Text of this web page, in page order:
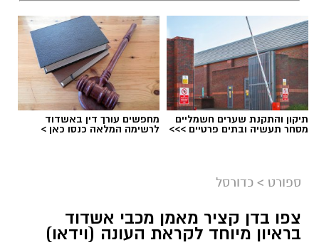
תיקון והתקנת שערים חשמליים
מסחר תעשיה ובתים פרטיים >>>
מחפשים עורך דין באשדוד
לרשימה המלאה כנסו כאן >
ספורט > כדורסל
צפו בדן קציר מאמן מכבי אשדוד
בראיון מיוחד לקראת העונה (וידאו)